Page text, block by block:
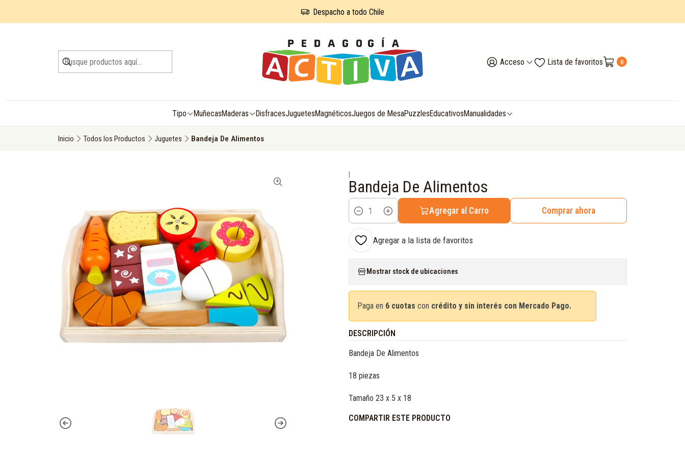
Acceso Lista de favoritos 0
Tipo MuñecasMaderas DisfracesJuguetesMagnéticosJuegos de MesaPuzzlesEducativosManualidades
Despacho a todo Chile
Inicio Todos los Productos Juguetes Bandeja De Alimentos
Bandeja De Alimentos
Cantidad
Agregar al Carro Comprar ahora
Agregar a la lista de favoritos
Mostrar stock de ubicaciones
Paga en 6 cuotas con crédito y sin interés con Mercado Pago.
DESCRIPCIÓN
Bandeja De Alimentos
18 piezas
Tamaño 23 x 5 x 18
COMPARTIR ESTE PRODUCTO